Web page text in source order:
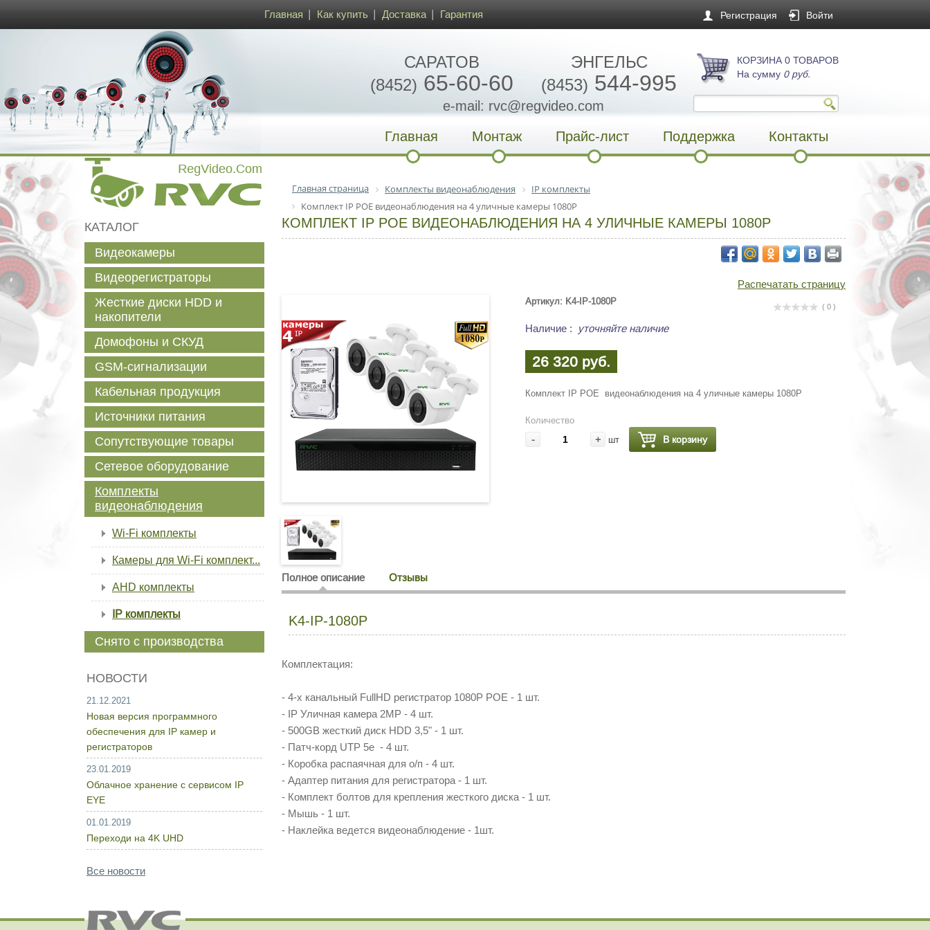
Главная Как купить Доставка Гарантия Регистрация Войти
САРАТОВ
(8452) 65-60-60
ЭНГЕЛЬС
(8453) 544-995
e-mail: rvc@regvideo.com
КОРЗИНА 0 ТОВАРОВ
На сумму 0 руб.
Главная Монтаж Прайс-лист Поддержка Контакты
Главная страница Комплекты видеонаблюдения
IP комплекты
Комплект IP POE видеонаблюдения на 4 уличные камеры 1080P
КОМПЛЕКТ IP POE ВИДЕОНАБЛЮДЕНИЯ НА 4 УЛИЧНЫЕ КАМЕРЫ 1080P
Распечатать страницу
( 0 )
Артикул: K4-IP-1080P
Наличие : уточняйте наличие
26 320 руб.
Комплект IP POE видеонаблюдения на 4 уличные камеры 1080P
Количество
- + шт В корзину
Полное описание Отзывы
K4-IP-1080P
Комплектация:
- 4-x канальный FullHD регистратор 1080P POE - 1 шт.
- IP Уличная камера 2MP - 4 шт.
- 500GB жесткий диск HDD 3,5" - 1 шт.
- Патч-корд UTP 5e - 4 шт.
- Коробка распаячная для о/п - 4 шт.
- Адаптер питания для регистратора - 1 шт.
- Комплект болтов для крепления жесткого диска - 1 шт.
- Мышь - 1 шт.
- Наклейка ведется видеонаблюдение - 1шт.
КАТАЛОГ
Видеокамеры
Видеорегистраторы
Жесткие диски HDD и
накопители
Домофоны и СКУД
GSM-сигнализации
Кабельная продукция
Источники питания
Сопутствующие товары
Сетевое оборудование
Комплекты
видеонаблюдения
Wi-Fi комплекты
Камеры для Wi-Fi комплект...
AHD комплекты
IP комплекты
Снято с производства
НОВОСТИ
21.12.2021
Новая версия программного
обеспечения для IP камер и
регистраторов
23.01.2019
Облачное хранение с сервисом IP
EYE
01.01.2019
Переходи на 4K UHD
Все новости